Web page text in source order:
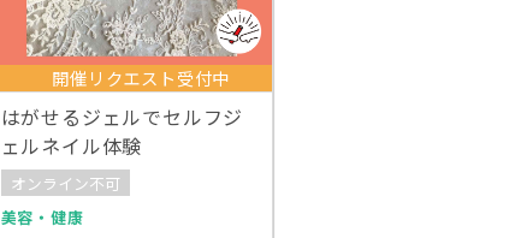
開催リクエスト受付中
はがせるジェルでセルフジ
ェルネイル体験
オンライン不可
美容・健康